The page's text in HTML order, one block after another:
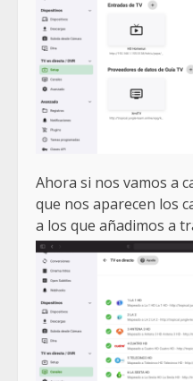
Ahora si nos vamos a
que nos aparecen los
a los que añadimos a